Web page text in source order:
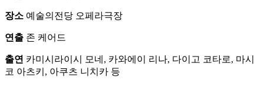
장소 예술의전당 오페라극장
연출 존 케어드
출연 카미시라이시 모네, 카와에이 리나, 다이고 코타로, 마시
코 아츠키, 아쿠츠 니치카 등